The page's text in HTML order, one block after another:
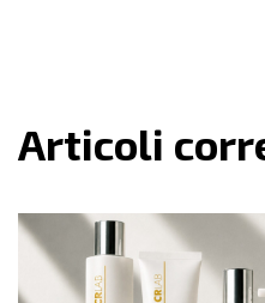
Articoli